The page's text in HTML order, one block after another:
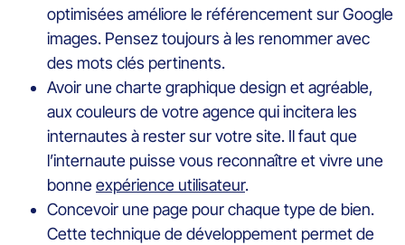
optimisées améliore le référencement sur Google
images. Pensez toujours à les renommer avec
des mots clés pertinents.
Avoir une charte graphique design et agréable,
aux couleurs de votre agence qui incitera les
internautes à rester sur votre site. Il faut que
l’internaute puisse vous reconnaître et vivre une
bonneexpérience utilisateur.
Concevoir une page pour chaque type de bien.
Cette technique de développement permet de